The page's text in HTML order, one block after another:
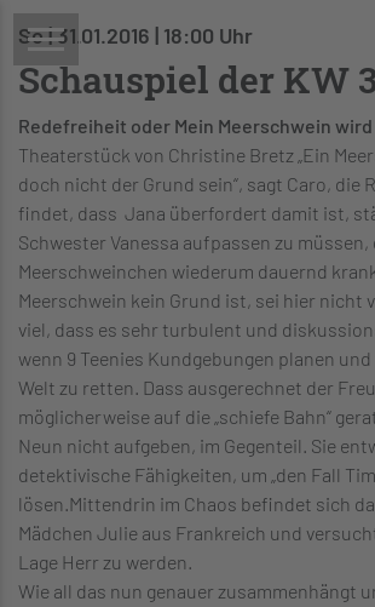
So | 31.01.2016 | 18:00 Uhr
Schauspiel der KW
Redefreiheit oder Mein Meerschwein wird
Theaterstück von Christine Bretz „Ein
doch nicht der Grund sein“, sagt Caro, die
findet, dass Jana überfordert damit ist,
Schwester Vanessa aufpassen zu müssen,
Meerschweinchen wiederum dauernd
Meerschwein kein Grund ist, sei hier nicht
viel, dass es sehr turbulent und
wenn 9 Teenies Kundgebungen planen
Welt zu retten. Dass ausgerechnet der
möglicherweise auf die „schiefe Bahn“
Neun nicht aufgeben, im Gegenteil. Sie
detektivische Fähigkeiten, um „den Fall
lösen.Mittendrin im Chaos befindet sich
Mädchen Julie aus Frankreich und
Lage Herr zu werden.
Wie all das nun genauer zusammenhängt